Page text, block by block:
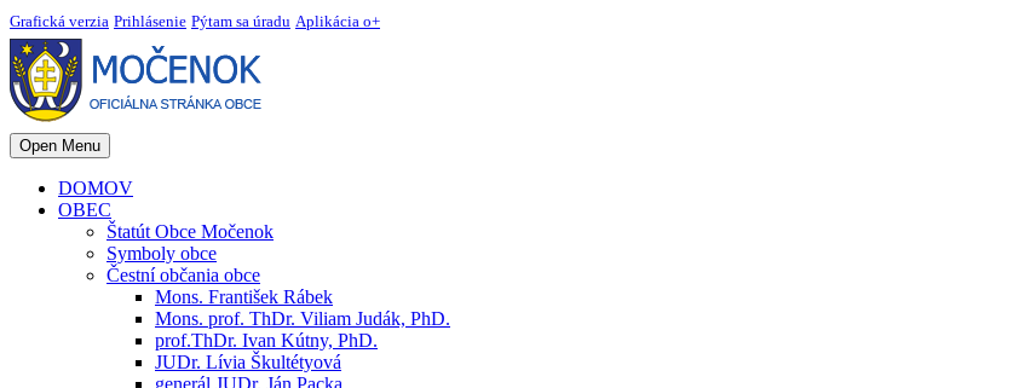
Grafická verzia Prihlásenie Pýtam sa úradu Aplikácia o+
Open Menu
DOMOV
OBEC
Štatút Obce Močenok
Symboly obce
Čestní občania obce
Mons. František Rábek
Mons. prof. ThDr. Viliam Judák, PhD.
prof.ThDr. Ivan Kútny, PhD.
JUDr. Lívia Škultétyová
generál JUDr. Ján Packa